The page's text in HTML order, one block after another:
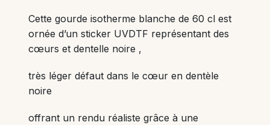
Cette gourde isotherme blanche de 60 cl est
ornée d’un sticker UVDTF représentant des
cœurs et dentelle noire ,
très léger défaut dans le cœur en dentèle
noire
offrant un rendu réaliste grâce à une